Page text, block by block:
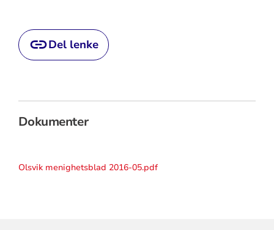
Del lenke
Dokumenter
Olsvik menighetsblad 2016-05.pdf